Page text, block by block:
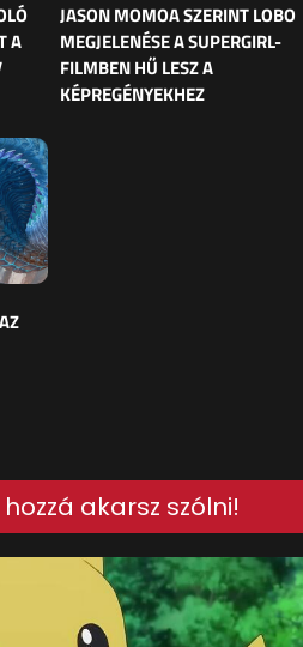
A
JASON MOMOA SZERINT LOBO
MEGJELENÉSE A SUPERGIRL-
FILMBEN HŰ LESZ A
KÉPREGÉNYEKHEZ
akarsz szólni!